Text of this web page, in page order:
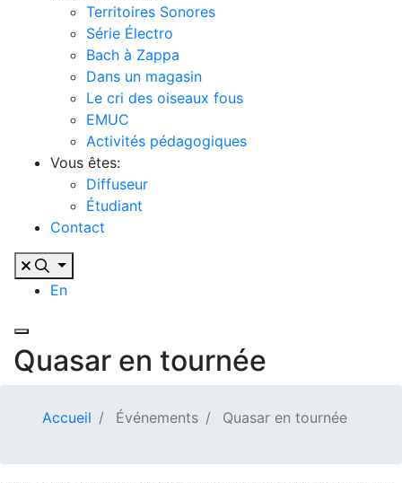
Territoires Sonores
Série Électro
Bach à Zappa
Dans un magasin
Le cri des oiseaux fous
EMUC
Activités pédagogiques
Vous êtes:
Diffuseur
Étudiant
Contact
En
Quasar en tournée
Accueil Événements Quasar en tournée